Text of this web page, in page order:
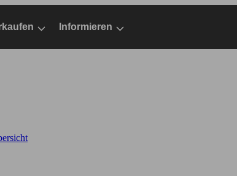
Informieren